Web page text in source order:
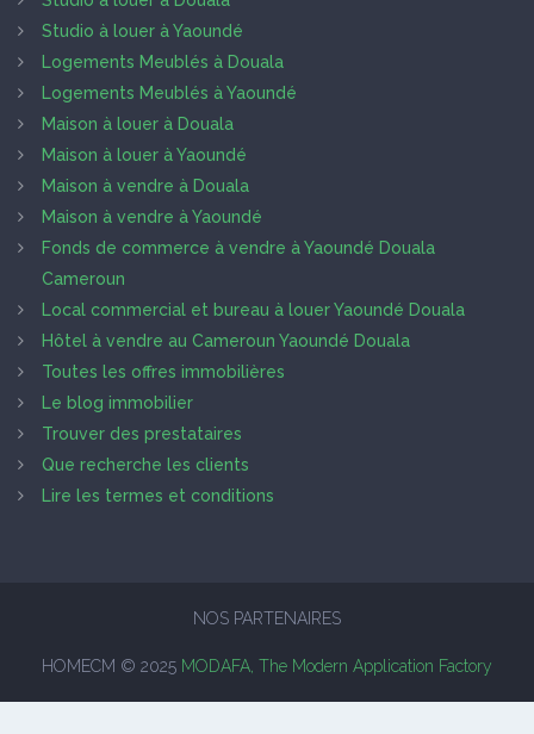
Studio à louer à Yaoundé
Logements Meublés à Douala
Logements Meublés à Yaoundé
Maison à louer à Douala
Maison à louer à Yaoundé
Maison à vendre à Douala
Maison à vendre à Yaoundé
Fonds de commerce à vendre à Yaoundé Douala
Cameroun
Local commercial et bureau à louer Yaoundé Douala
Hôtel à vendre au Cameroun Yaoundé Douala
Toutes les offres immobilières
Le blog immobilier
Trouver des prestataires
Que recherche les clients
Lire les termes et conditions
NOS PARTENAIRES
HOMECM © 2025 MODAFA, The Modern Application Factory